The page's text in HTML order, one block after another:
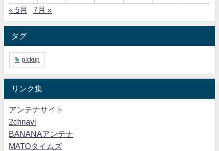
« 5月
7月 »
タグ
pickup
リンク集
アンテナサイト
2chnavi
BANANAアンテナ
MATOタイムズ